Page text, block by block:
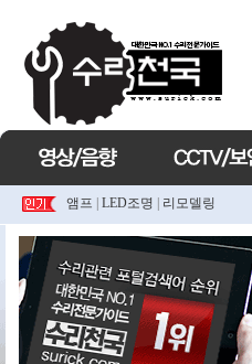
앰프 LED조명 리모델링